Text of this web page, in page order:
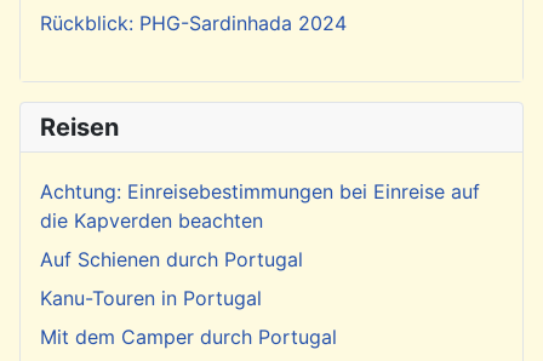
Rückblick: PHG-Sardinhada 2024
Reisen
Achtung: Einreisebestimmungen bei Einreise auf
die Kapverden beachten
Auf Schienen durch Portugal
Kanu-Touren in Portugal
Mit dem Camper durch Portugal